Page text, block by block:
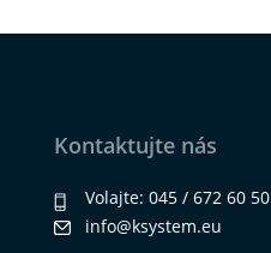
Kontaktujte nás
Volajte: 045 / 672 60 50
info@ksystem.eu